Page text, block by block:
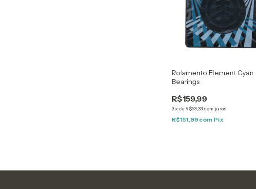
Rolamento Element Cyan
Bearings
R$159,99
3xde R$53,33 sem juros
R$151,99 com Pix